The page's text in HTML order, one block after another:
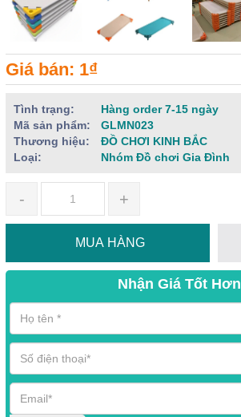
Giá bán: 1₫
Tình trạng:
Hàng order 7-15 ngày
Mã sản phẩm:
GLMN023
Thương hiệu:
ĐỒ CHƠI KINH BẮC
Loại:
Nhóm Đồ chơi Gia Đình
- +
MUA HÀNG
Nhận Giá Tốt Hơn